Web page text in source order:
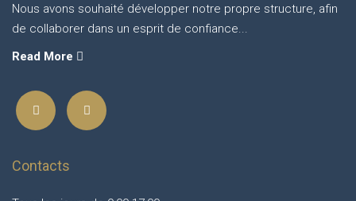
Nous avons souhaité développer notre propre structure, afin
de collaborer dans un esprit de confiance...
Read More
Contacts